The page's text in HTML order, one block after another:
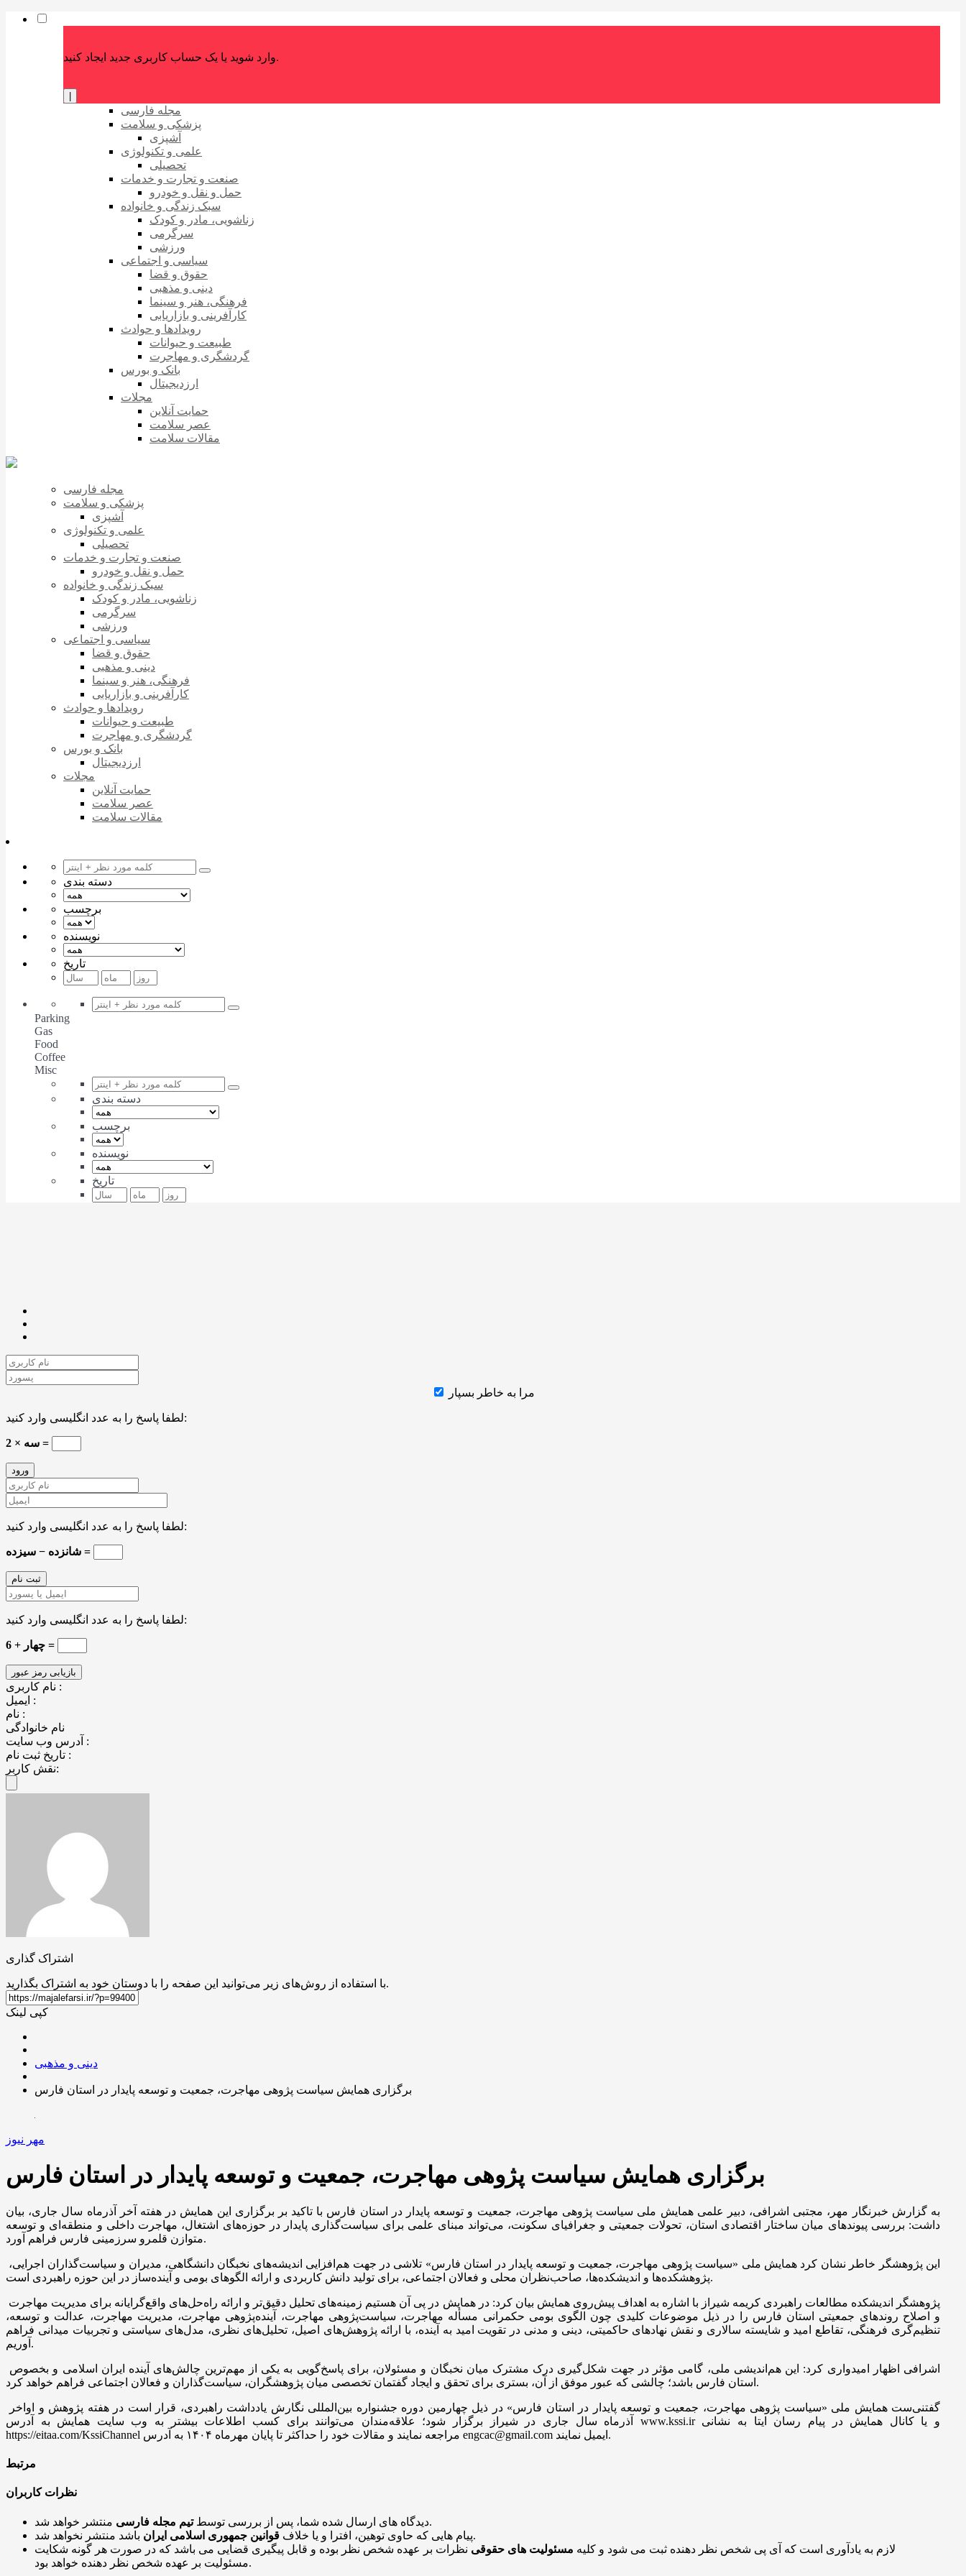
وارد شوید یا یک حساب کاربری جدید ایجاد کنید.
مجله فارسی
پزشکی و سلامت
آشپزی
علمی و تکنولوژی
تحصیلی
صنعت و تجارت و خدمات
حمل و نقل و خودرو
سبک زندگی و خانواده
زناشویی، مادر و کودک
سرگرمی
ورزشی
سیاسی و اجتماعی
حقوق و قضا
دینی و مذهبی
فرهنگی، هنر و سینما
کارآفرینی و بازاریابی
رویدادها و حوادث
طبیعت و حیوانات
گردشگری و مهاجرت
بانک و بورس
ارزدیجیتال
مجلات
حمایت آنلاین
عصر سلامت
مقالات سلامت
مجله فارسی
پزشکی و سلامت
آشپزی
علمی و تکنولوژی
تحصیلی
صنعت و تجارت و خدمات
حمل و نقل و خودرو
سبک زندگی و خانواده
زناشویی، مادر و کودک
سرگرمی
ورزشی
سیاسی و اجتماعی
حقوق و قضا
دینی و مذهبی
فرهنگی، هنر و سینما
کارآفرینی و بازاریابی
رویدادها و حوادث
طبیعت و حیوانات
گردشگری و مهاجرت
بانک و بورس
ارزدیجیتال
مجلات
حمایت آنلاین
عصر سلامت
مقالات سلامت
دسته بندی
برچسب
نویسنده
تاریخ
Parking
Gas
Food
Coffee
Misc
دسته بندی
برچسب
نویسنده
تاریخ
مرا به خاطر بسپار
لطفا پاسخ را به عدد انگلیسی وارد کنید:
2 × سه =
لطفا پاسخ را به عدد انگلیسی وارد کنید:
شانزده − سیزده =
لطفا پاسخ را به عدد انگلیسی وارد کنید:
چهار + 6 =
نام کاربری :
ایمیل :
نام :
نام خانوادگی
آدرس وب سایت :
تاریخ ثبت نام :
نقش کاربر:
اشتراک گذاری
با استفاده از روش‌های زیر می‌توانید این صفحه را با دوستان خود به اشتراک بگذارید.
کپی لینک
دینی و مذهبی
برگزاری همایش سیاست پژوهی مهاجرت، جمعیت و توسعه پایدار در استان فارس
مهر نیوز
برگزاری همایش سیاست پژوهی مهاجرت، جمعیت و توسعه پایدار در استان فارس
به گزارش خبرنگار مهر، مجتبی اشرافی، دبیر علمی همایش ملی سیاست پژوهی مهاجرت، جمعیت و توسعه پایدار در استان فارس با تاکید بر برگزاری این همایش در هفته آخر آذرماه سال جاری، بیان
داشت: بررسی پیوندهای میان ساختار اقتصادی استان، تحولات جمعیتی و جغرافیای سکونت، می‌تواند مبنای علمی برای سیاست‌گذاری پایدار در حوزه‌های اشتغال، مهاجرت داخلی و منطقه‌ای و توسعه
متوازن قلمرو سرزمینی فارس فراهم آورد.
پژوهشکده‌ها و اندیشکده‌ها، صاحب‌نظران محلی و فعالان اجتماعی، برای تولید دانش کاربردی و ارائه الگوهای بومی و آینده‌ساز در این حوزه راهبردی است.
و اصلاح روندهای جمعیتی استان فارس را در ذیل موضوعات کلیدی چون الگوی بومی حکمرانی مسأله مهاجرت، سیاست‌پژوهی مهاجرت، آینده‌پژوهی مهاجرت، مدیریت مهاجرت، عدالت و توسعه،
تنظیم‌گری فرهنگی، تقاطع امید و شایسته سالاری و نقش نهادهای حاکمیتی، دینی و مدنی در تقویت امید به آینده، با ارائه پژوهش‌های اصیل، تحلیل‌های نظری، مدل‌های سیاستی و تجربیات میدانی فراهم
آوریم.
استان فارس باشد؛ چالشی که عبور موفق از آن، بستری برای تحقق و ایجاد گفتمان تخصصی میان پژوهشگران، سیاست‌گذاران و فعالان اجتماعی فراهم خواهد کرد.
آذرماه سال جاری در شیراز برگزار شود؛ علاقه‌مندان می‌توانند برای کسب اطلاعات بیشتر به وب سایت همایش به آدرس www.kssi.ir و یا کانال همایش در پیام رسان ایتا به نشانی
https://eitaa.com/KssiChannel مراجعه نمایند و مقالات خود را حداکثر تا پایان مهرماه ۱۴۰۴ به آدرس engcac@gmail.com ایمیل نمایند.
مرتبط
نظرات کاربران
دیدگاه های ارسال شده شما، پس از بررسی توسطتیم مجله فارسی
منتشر خواهد شد.
پیام هایی که حاوی توهین، افترا و یا خلاف قوانین جمهوری اسلامی ایران
باشد منتشر نخواهد شد.
لازم به یادآوری است که آی پی شخص نظر دهنده ثبت می شود و کلیه مسئولیت های حقوقی نظرات بر عهده شخص نظر بوده و قابل پیگیری قضایی می باشد که در صورت هر گونه شکایت
مسئولیت بر عهده شخص نظر دهنده خواهد بود.